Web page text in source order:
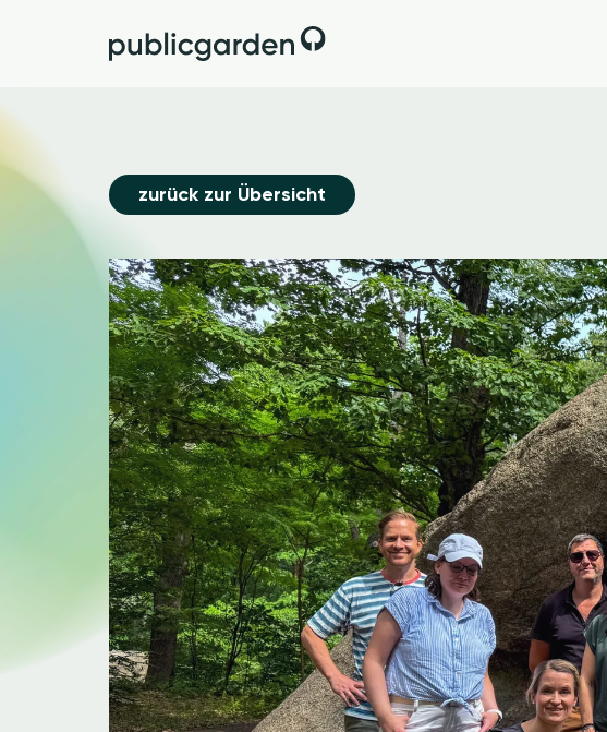
zurück zur Übersicht
Image